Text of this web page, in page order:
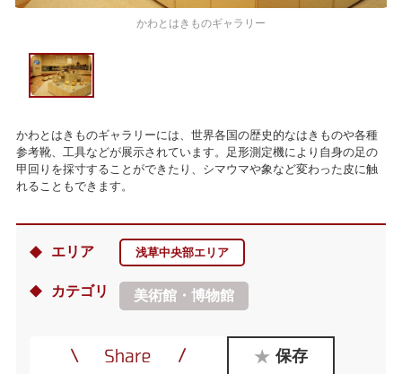
かわとはきものギャラリー
かわとはきものギャラリーには、世界各国の歴史的なはきものや各種
参考靴、工具などが展示されています。足形測定機により自身の足の
甲回りを採寸することができたり、シマウマや象など変わった皮に触
れることもできます。
エリア 浅草中央部エリア
カテゴリ 美術館・博物館
保存